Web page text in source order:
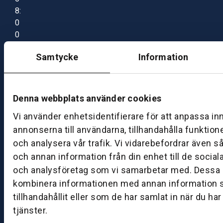
Samtycke Information
Denna webbplats använder cookies
Vi använder enhetsidentifierare för att anpassa
annonserna till användarna, tillhandahålla
och analysera vår trafik. Vi vidarebefordrar även
och annan information från din enhet till de
och analysföretag som vi samarbetar med. Dessa
kombinera informationen med annan information
tillhandahållit eller som de har samlat in när du
tjänster.
8:
0
0
7:
0
B
S
k
ö
v
d